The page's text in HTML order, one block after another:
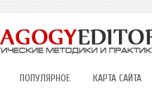
ПОПУЛЯРНОЕ КАРТА САЙТА